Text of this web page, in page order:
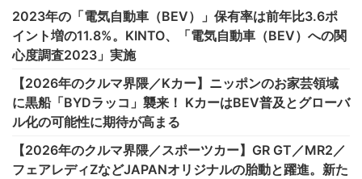
2023年の「電気自動車（BEV）」保有率は前年比3.6ポ
イント増の11.8%。KINTO、「電気自動車（BEV）への関
心度調査2023」実施
【2026年のクルマ界隈／Kカー】ニッポンのお家芸領域
に黒船「BYDラッコ」襲来！ KカーはBEV普及とグローバ
ル化の可能性に期待が高まる
【2026年のクルマ界隈／スポーツカー】GR GT／MR2／
フェアレディZなどJAPANオリジナルの胎動と躍進。新た